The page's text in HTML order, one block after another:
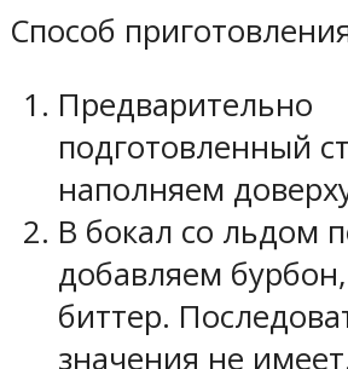
Способ
Предварительно
подготовленный
наполняем
В бокал со льдом
добавляем
биттер.
значения не